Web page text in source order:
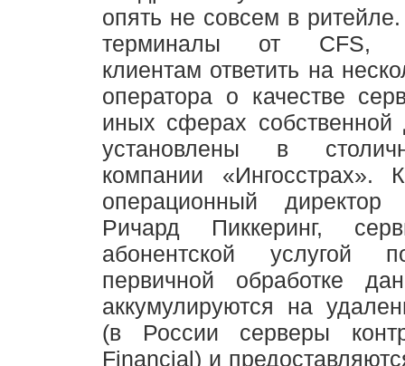
опять не совсем в
терминалы от CFS,
клиентам ответить на
оператора о качестве
иных сферах собственной
установлены в
компании «Ингосстрах».
операционный
Ричард Пиккеринг,
абонентской
первичной обработке
аккумулируются на
(в России серверы
Financial) и